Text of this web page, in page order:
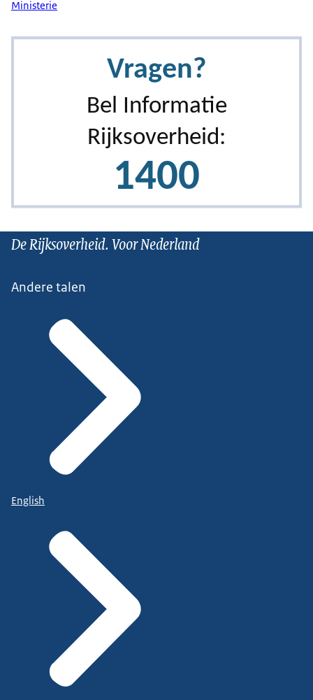
Ministerie
De Rijksoverheid. Voor Nederland
Andere talen
English